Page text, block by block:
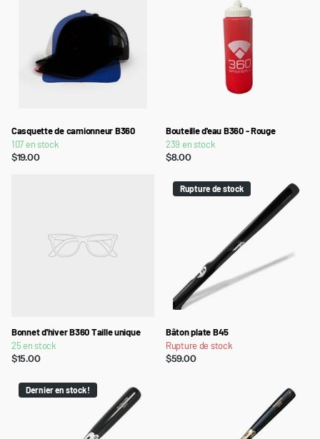
Casquette de camionneur B360
107 en stock
$19.00
Bouteille d'eau B360 - Rouge
239 en stock
$8.00
Bonnet d'hiver B360 Taille unique
25 en stock
$15.00
Rupture de stock
Bâton plate B45
Rupture de stock
$59.00
Dernier en stock !